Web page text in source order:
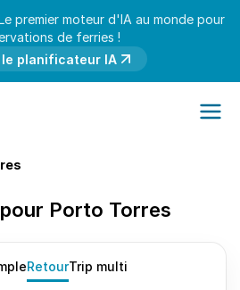
premier moteur d'IA au monde pour
de ferries !
le planificateur IA
Porto Torres
RetourTrip multi